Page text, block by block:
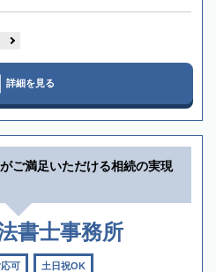
詳細を見る
ご満足いただける相続の実現
書士事務所
可 土日祝OK